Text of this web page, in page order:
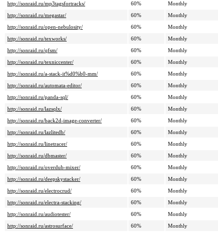
http://sonraid.ru/mp3tagsfortracks/
60%
Monthly
http://sonraid.ru/megastar/
60%
Monthly
http://sonraid.ru/open-nebulosity/
60%
Monthly
http://sonraid.ru/texworks/
60%
Monthly
http://sonraid.ru/qfsm/
60%
Monthly
http://sonraid.ru/texniccenter/
60%
Monthly
http://sonraid.ru/a-stack-it%d0%b0-mm/
60%
Monthly
http://sonraid.ru/automata-editor/
60%
Monthly
http://sonraid.ru/panda-sql/
60%
Monthly
http://sonraid.ru/lazsqlx/
60%
Monthly
http://sonraid.ru/back2d-image-converter/
60%
Monthly
http://sonraid.ru/lazlitedb/
60%
Monthly
http://sonraid.ru/linetracer/
60%
Monthly
http://sonraid.ru/dbmaster/
60%
Monthly
http://sonraid.ru/overdub-mixer/
60%
Monthly
http://sonraid.ru/deepskystacker/
60%
Monthly
http://sonraid.ru/electrocrud/
60%
Monthly
http://sonraid.ru/electra-stacking/
60%
Monthly
http://sonraid.ru/audiotester/
60%
Monthly
http://sonraid.ru/astrosurface/
60%
Monthly